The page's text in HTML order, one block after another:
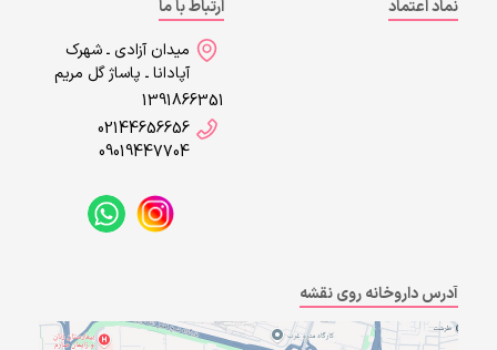
نماد اعتماد
ارتباط با ما
میدان آزادی ـ شهرک
آپادانا ـ پاساژ گل مریم
1391866351
02144656656
09019447704
آدرس داروخانه روی نقشه